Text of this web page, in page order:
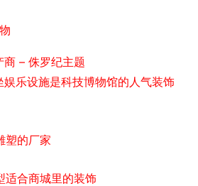
商 – 侏罗纪主题
娱乐设施是科技博物馆的人气装饰
塑的厂家
适合商城里的装饰